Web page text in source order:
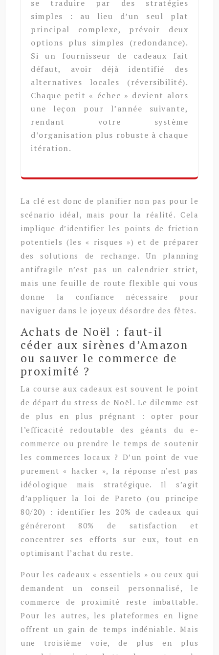
se traduire par des stratégies
simples : au lieu d’un seul plat
principal complexe, prévoir deux
options plus simples (redondance).
Si un fournisseur de cadeaux fait
défaut, avoir déjà identifié des
alternatives locales (réversibilité).
Chaque petit « échec » devient alors
une leçon pour l’année suivante,
rendant votre système
d’organisation plus robuste à chaque
itération.
La clé est donc de planifier non pas pour le
scénario idéal, mais pour la réalité. Cela
implique d’identifier les points de friction
potentiels (les « risques ») et de préparer
des solutions de rechange. Un planning
antifragile n’est pas un calendrier strict,
mais une feuille de route flexible qui vous
donne la confiance nécessaire pour
naviguer dans le joyeux désordre des fêtes.
Achats de Noël : faut-il
céder aux sirènes d’Amazon
ou sauver le commerce de
proximité ?
La course aux cadeaux est souvent le point
de départ du stress de Noël. Le dilemme est
de plus en plus prégnant : opter pour
l’efficacité redoutable des géants du e-
commerce ou prendre le temps de soutenir
les commerces locaux ? D’un point de vue
purement « hacker », la réponse n’est pas
idéologique mais stratégique. Il s’agit
d’appliquer la loi de Pareto (ou principe
80/20) : identifier les 20% de cadeaux qui
généreront 80% de satisfaction et
concentrer ses efforts sur eux, tout en
optimisant l’achat du reste.
Pour les cadeaux « essentiels » ou ceux qui
demandent un conseil personnalisé, le
commerce de proximité reste imbattable.
Pour les autres, les plateformes en ligne
offrent un gain de temps indéniable. Mais
une troisième voie, de plus en plus